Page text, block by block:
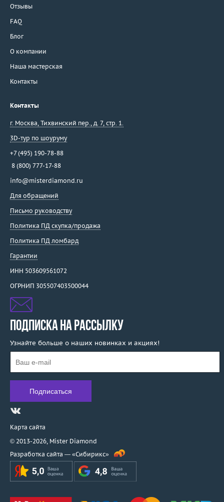
Отзывы
FAQ
Блог
О компании
Наша мастерская
Контакты
Контакты
г. Москва, Тихвинский пер., д. 7, стр. 1.
3D-тур по шоуруму
+7 (495) 190-78-88
8 (800) 777-17-88
info@misterdiamond.ru
Для обращений
Письмо руководству
Политика ПД скупка/продажа
Политика ПД ломбард
Гарантии
ИНН 503609561072
ОГРНИП 305507403500044
ПОДПИСКА НА РАССЫЛКУ
Узнайте больше о наших новинках и акциях!
Карта сайта
© 2013-2026, Mister Diamond
Разработка сайта — «Сибирикс»